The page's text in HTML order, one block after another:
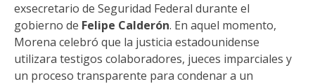
exsecretario de Seguridad Federal durante el
gobierno de Felipe Calderón. En aquel momento,
Morena celebró que la justicia estadounidense
utilizara testigos colaboradores, jueces imparciales y
un proceso transparente para condenar a un